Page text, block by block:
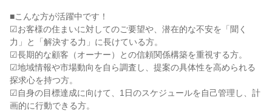
■こんな方が活躍中です！
☑お客様の住まいに対してのご要望や、潜在的な不安を「聞く
力」と「解決する力」に長けている方。
☑長期的な顧客（オーナー）との信頼関係構築を重視する方。
☑地域情報や市場動向を自ら調査し、提案の具体性を高められる
探求心を持つ方。
☑自身の目標達成に向けて、1日のスケジュールを自己管理し、計
画的に行動できる方。